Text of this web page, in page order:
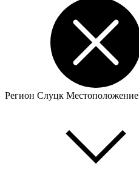
Регион Слуцк Местоположение